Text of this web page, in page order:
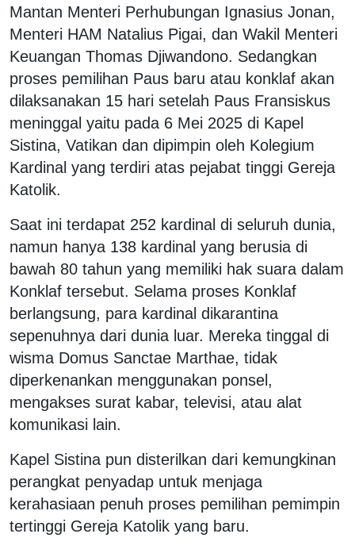
Mantan Menteri Perhubungan Ignasius Jonan,
Menteri HAM Natalius Pigai, dan Wakil Menteri
Keuangan Thomas Djiwandono. Sedangkan
proses pemilihan Paus baru atau konklaf akan
dilaksanakan 15 hari setelah Paus Fransiskus
meninggal yaitu pada 6 Mei 2025 di Kapel
Sistina, Vatikan dan dipimpin oleh Kolegium
Kardinal yang terdiri atas pejabat tinggi Gereja
Katolik.
Saat ini terdapat 252 kardinal di seluruh dunia,
namun hanya 138 kardinal yang berusia di
bawah 80 tahun yang memiliki hak suara dalam
Konklaf tersebut. Selama proses Konklaf
berlangsung, para kardinal dikarantina
sepenuhnya dari dunia luar. Mereka tinggal di
wisma Domus Sanctae Marthae, tidak
diperkenankan menggunakan ponsel,
mengakses surat kabar, televisi, atau alat
komunikasi lain.
Kapel Sistina pun disterilkan dari kemungkinan
perangkat penyadap untuk menjaga
kerahasiaan penuh proses pemilihan pemimpin
tertinggi Gereja Katolik yang baru.